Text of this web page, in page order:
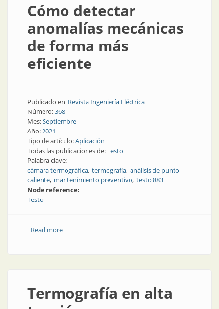
Cómo detectar
anomalías mecánicas
de forma más
eficiente
Publicado en: Revista Ingeniería Eléctrica
Número:368
Mes:Septiembre
Año:2021
Tipo de artículo:Aplicación
Todas las publicaciones de:Testo
Palabra clave:
cámara termográfica termografía análisis de punto
caliente mantenimiento preventivo testo 883
Node reference:
Testo
Read moreabout Cómo detectar anomalías mecánicas de forma
Termografía en alta